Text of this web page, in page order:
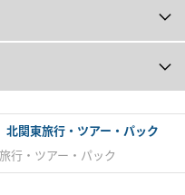
北関東旅行・ツアー・パック
行・ツアー・パック